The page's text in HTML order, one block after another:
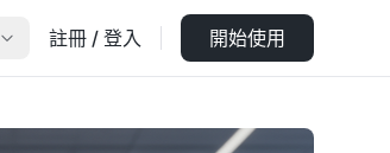
註冊 / 登入 開始使用